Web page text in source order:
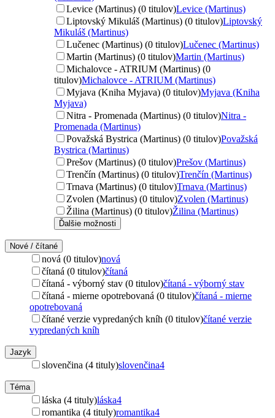
Levice (Martinus) (0 titulov)Levice (Martinus)
Liptovský Mikuláš (Martinus) (0 titulov)Liptovský
Mikuláš (Martinus)
Lučenec (Martinus) (0 titulov)Lučenec (Martinus)
Martin (Martinus) (0 titulov)Martin (Martinus)
Michalovce - ATRIUM (Martinus) (0
titulov)Michalovce - ATRIUM (Martinus)
Myjava (Kniha Myjava) (0 titulov)Myjava (Kniha
Myjava)
Nitra - Promenada (Martinus) (0 titulov)Nitra -
Promenada (Martinus)
Považská Bystrica (Martinus) (0 titulov)Považská
Bystrica (Martinus)
Prešov (Martinus) (0 titulov)Prešov (Martinus)
Trenčín (Martinus) (0 titulov)Trenčín (Martinus)
Trnava (Martinus) (0 titulov)Trnava (Martinus)
Zvolen (Martinus) (0 titulov)Zvolen (Martinus)
Žilina (Martinus) (0 titulov)Žilina (Martinus)
Ďalšie možnosti
Nové / čítané
nová (0 titulov)nová
čítaná (0 titulov)čítaná
čítaná - výborný stav (0 titulov)čítaná - výborný stav
čítaná - mierne opotrebovaná (0 titulov)čítaná - mierne
opotrebovaná
čítané verzie vypredaných kníh (0 titulov)čítané verzie
vypredaných kníh
Jazyk
slovenčina (4 tituly)slovenčina4
Téma
láska (4 tituly)láska4
romantika (4 tituly)romantika4